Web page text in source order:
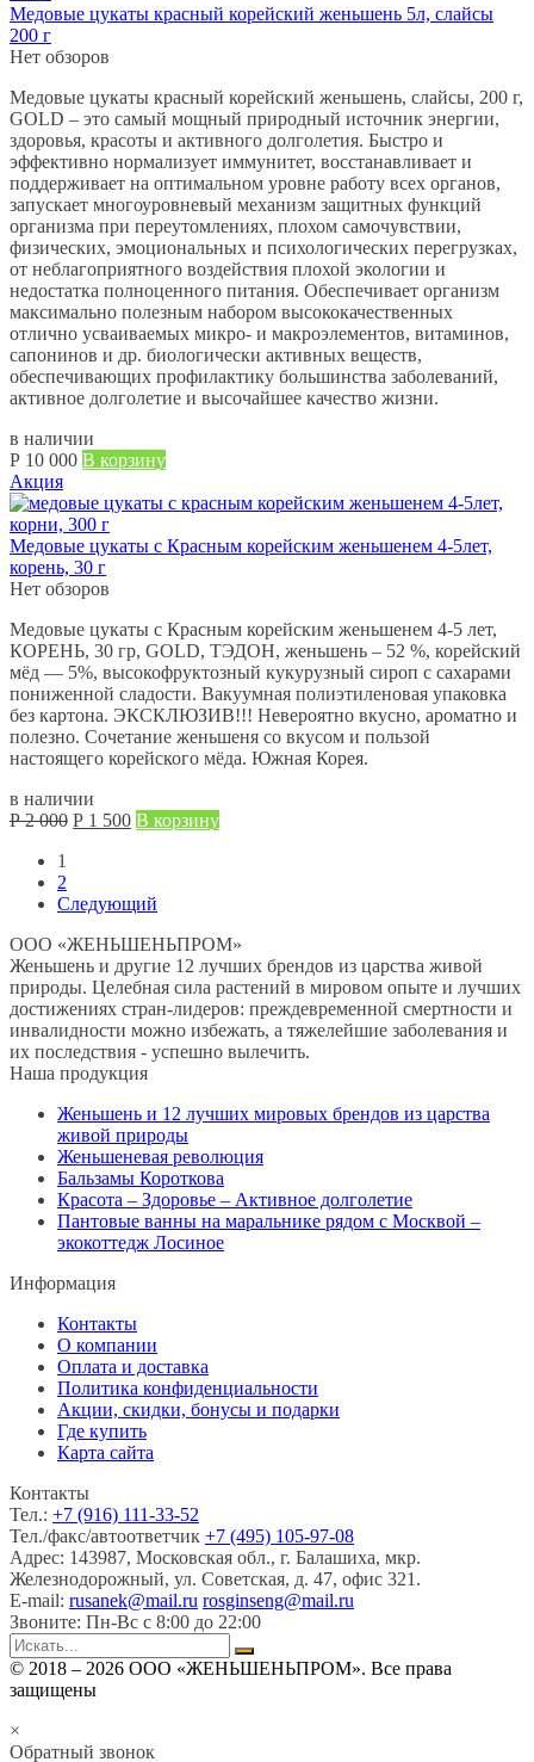
Р
4 500.
Медовые цукаты красный корейский женьшень 5л, слайсы
200 г
Нет обзоров
Медовые цукаты красный корейский женьшень, слайсы, 200 г,
GOLD – это самый мощный природный источник энергии,
здоровья, красоты и активного долголетия. Быстро и
эффективно нормализует иммунитет, восстанавливает и
поддерживает на оптимальном уровне работу всех органов,
запускает многоуровневый механизм защитных функций
организма при переутомлениях, плохом самочувствии,
физических, эмоциональных и психологических перегрузках,
от неблагоприятного воздействия плохой экологии и
недостатка полноценного питания. Обеспечивает организм
максимально полезным набором высококачественных
отлично усваиваемых микро- и макроэлементов, витаминов,
сапонинов и др. биологически активных веществ,
обеспечивающих профилактику большинства заболеваний,
активное долголетие и высочайшее качество жизни.
в наличии
Р 10 000 В корзину
Акция
Медовые цукаты с Красным корейским женьшенем 4-5лет,
корень, 30 г
Нет обзоров
Медовые цукаты с Красным корейским женьшенем 4-5 лет,
КОРЕНЬ, 30 гр, GOLD, ТЭДОН, женьшень – 52 %, корейский
мёд — 5%, высокофруктозный кукурузный сироп с сахарами
пониженной сладости. Вакуумная полиэтиленовая упаковка
без картона. ЭКСКЛЮЗИВ!!! Невероятно вкусно, ароматно и
полезно. Сочетание женьшеня со вкусом и пользой
настоящего корейского мёда. Южная Корея.
в наличии
Р 2 000 Первоначальная
2 000.
Р 1 500Текущая
В корзину
1
2
Следующий
ООО «ЖЕНЬШЕНЬПРОМ»
Женьшень и другие 12 лучших брендов из царства живой
природы. Целебная сила растений в мировом опыте и лучших
достижениях стран-лидеров: преждевременной смертности и
инвалидности можно избежать, а тяжелейшие заболевания и
их последствия - успешно вылечить.
Наша продукция
Женьшень и 12 лучших мировых брендов из царства
живой природы
Женьшеневая революция
Бальзамы Короткова
Красота – Здоровье – Активное долголетие
Пантовые ванны на маральнике рядом с Москвой –
экокоттедж Лосиное
Информация
Контакты
О компании
Оплата и доставка
Политика конфиденциальности
Акции, скидки, бонусы и подарки
Где купить
Карта сайта
Контакты
Тел.: +7 (916) 111-33-52
Тел./факс/автоответчик +7 (495) 105-97-08
Адрес: 143987, Московская обл., г. Балашиха, мкр.
Железнодорожный, ул. Советская, д. 47, офис 321.
E-mail: rusanek@mail.ru rosginseng@mail.ru
Звоните: Пн-Вс с 8:00 до 22:00
© 2018 – 2026 ООО «ЖЕНЬШЕНЬПРОМ». Все права
защищены
×
Обратный звонок